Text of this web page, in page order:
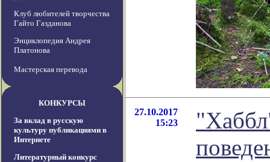
Клуб любителей творчества
Гайто Газданова
Энциклопедия Андрея
Платонова
Мастерская перевода
КОНКУРСЫ
За вклад в русскую
культуру публикациями в
Интернете
Литературный конкурс
27.10.2017
15:23